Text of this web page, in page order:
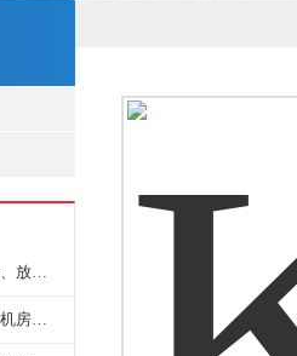
蓄电池整组充放电活化仪充不满、放不完怎么办？
蓄电池充放检一体机适用场景，机房基站变电站铅酸蓄电池维护检测应用